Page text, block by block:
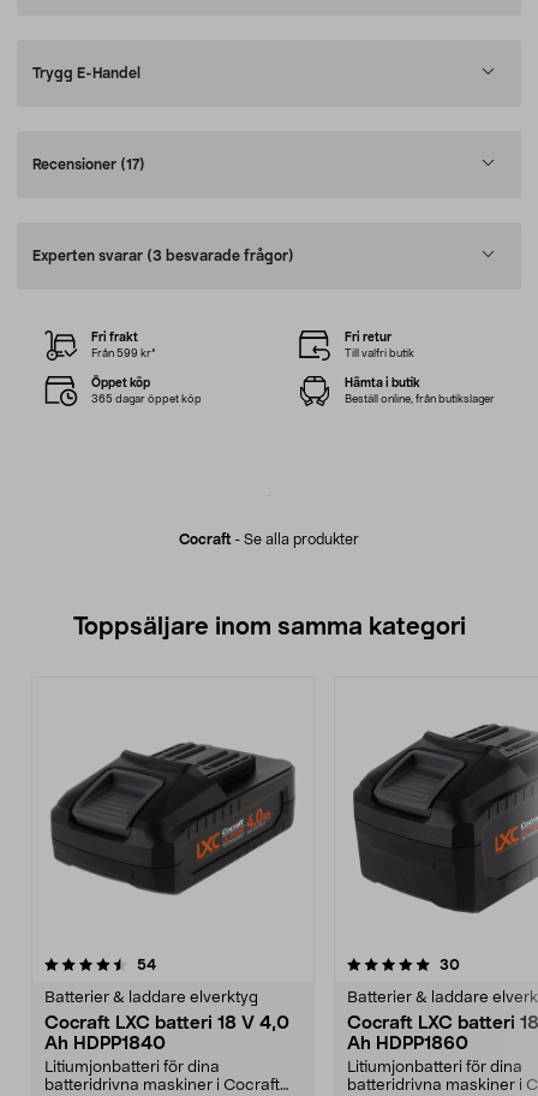
Trygg E-Handel
Recensioner (17)
Experten svarar (3 besvarade frågor)
Cocraft - Se alla produkter
Fri frakt
Från 599 kr*
Fri retur
Till valfri butik
Öppet köp
365 dagar öppet köp
Hämta i butik
Beställ online, från butikslager
Toppsäljare inom samma kategori
54recensioner
Batterier & laddare elverktyg
Cocraft LXC batteri 18 V 4,0
Ah HDPP1840
Litiumjonbatteri för dina
batteridrivna maskiner i Cocraft
5.0 av 5 stjärnor 30
Batterier & laddare
Cocraft LXC batteri
Ah HDPP1860
Litiumjonbatteri för dina
batteridrivna maskiner i
4.5 av 5 stjärnor